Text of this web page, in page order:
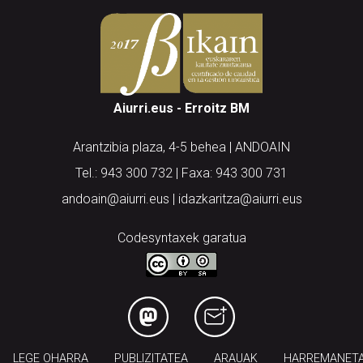
Aiurri.eus - Erroitz BM
Arantzibia plaza, 4-5 behea | ANDOAIN
Tel.: 943 300 732 | Faxa: 943 300 731
andoain@aiurri.eus | idazkaritza@aiurri.eus
Codesyntaxek garatua
LEGE OHARRA PUBLIZITATEA ARAUAK